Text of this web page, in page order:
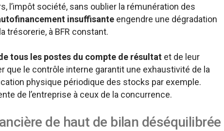
l’impôt société, sans oublier la rémunération des
insuffisanteengendre une dégradation
trésorerie, à BFR constant.
tous les postes du compte de résultatet de leur
que le contrôle interne garantit une exhaustivité de la
physique périodique des stocks par exemple.
de l’entreprise à ceux de la concurrence.
de haut de bilan déséquilibrée